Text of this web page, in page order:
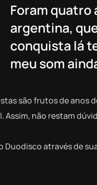
Foram quatro
argentina,
conquista lá
meu som
são frutos de anos
Assim, não restam
Duodisco através de